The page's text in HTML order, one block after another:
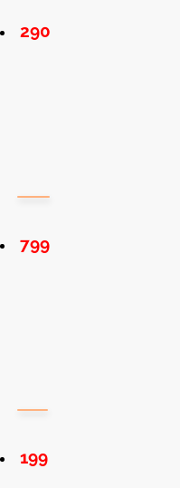
290
799
199